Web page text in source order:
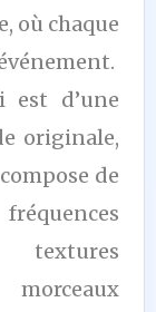
où chaque
est d’une
originale,
de
morceaux